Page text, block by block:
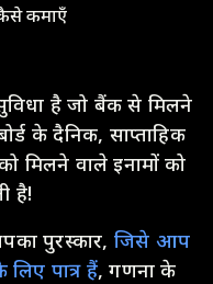
कमाएँ
है जो बैंक से मिलने
के दैनिक, साप्ताहिक
वाले इनामों को
है!
पुरस्कार, जिसे आप
पात्र हैं, गणना के